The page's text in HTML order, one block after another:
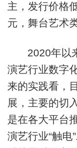
主，发行价格
元，舞台艺术
2020年以
演艺行业数字
来的实践看，
展，主要的切
是在各大平台
演艺行业“触电